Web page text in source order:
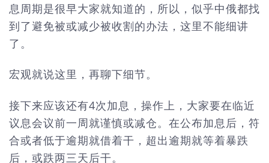
息周期是很早大家就知道的，所以，似乎中俄都找
到了避免被或减少被收割的办法，这里不能细讲
了。
宏观就说这里，再聊下细节。
接下来应该还有4次加息，操作上，大家要在临近
议息会议前一周就谨慎或减仓。在公布加息后，符
合或者低于逾期就借着干，超出逾期就等着暴跌
后，或跌两三天后干。